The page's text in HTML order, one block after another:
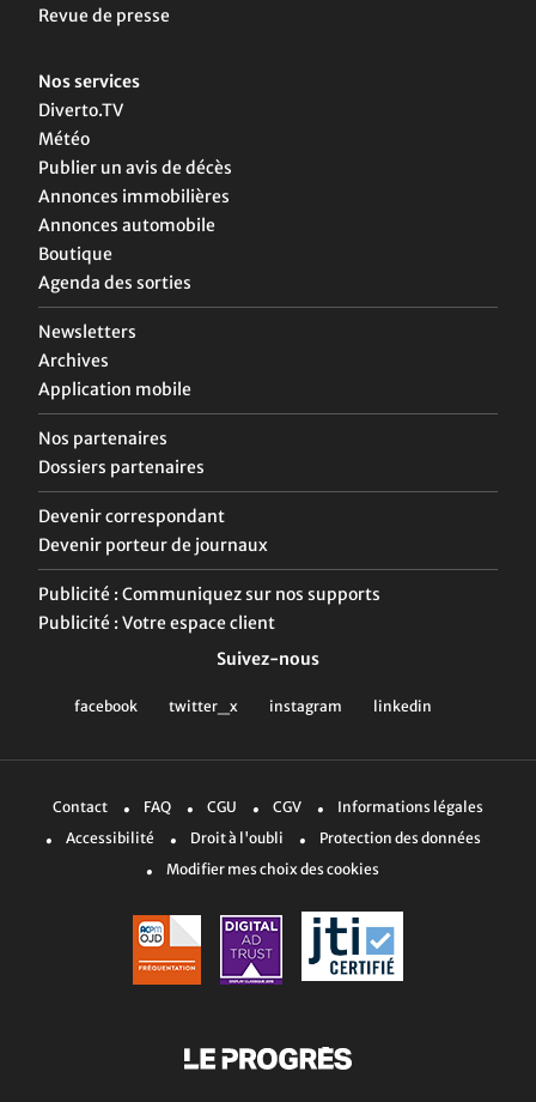
Revue de presse
Nos services
Diverto.TV
Météo
Publier un avis de décès
Annonces immobilières
Annonces automobile
Boutique
Agenda des sorties
Newsletters
Archives
Application mobile
Nos partenaires
Dossiers partenaires
Devenir correspondant
Devenir porteur de journaux
Publicité : Communiquez sur nos supports
Publicité : Votre espace client
Suivez-nous
Contact FAQ CGU CGV
Informations légales
Accessibilité
Droit à l'oubli
Protection des données
Modifier mes choix des cookies